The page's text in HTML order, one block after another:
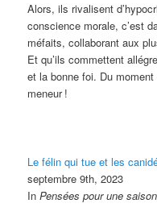
Alors, ils rivalisent
conscience morale, c’est
méfaits, collaborant aux
Et qu’ils commettent
et la bonne foi. Du
meneur !
Le félin qui tue et les
septembre 9th, 2023
InPensées pour une